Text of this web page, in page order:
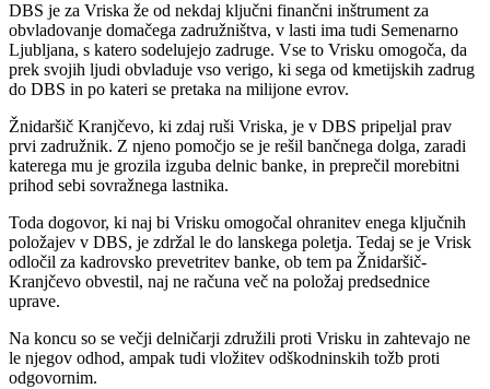
DBS je za Vriska že od nekdaj ključni finančni inštrument za
obvladovanje domačega zadružništva, v lasti ima tudi Semenarno
Ljubljana, s katero sodelujejo zadruge. Vse to Vrisku omogoča, da
prek svojih ljudi obvladuje vso verigo, ki sega od kmetijskih zadrug
do DBS in po kateri se pretaka na milijone evrov.
Žnidaršič Kranjčevo, ki zdaj ruši Vriska, je v DBS pripeljal prav
prvi zadružnik. Z njeno pomočjo se je rešil bančnega dolga, zaradi
katerega mu je grozila izguba delnic banke, in preprečil morebitni
prihod sebi sovražnega lastnika.
Toda dogovor, ki naj bi Vrisku omogočal ohranitev enega ključnih
položajev v DBS, je zdržal le do lanskega poletja. Tedaj se je Vrisk
odločil za kadrovsko prevetritev banke, ob tem pa Žnidaršič-
Kranjčevo obvestil, naj ne računa več na položaj predsednice
uprave.
Na koncu so se večji delničarji združili proti Vrisku in zahtevajo ne
le njegov odhod, ampak tudi vložitev odškodninskih tožb proti
odgovornim.